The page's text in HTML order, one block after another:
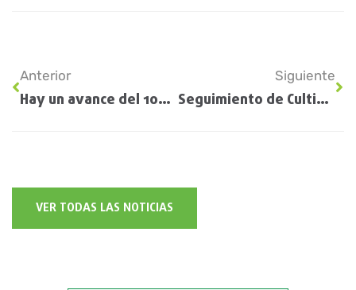
Anterior
Hay un avance del 10% en la cosecha de maíz tardío
Siguiente
Seguimiento de Cultivos EE.UU: Informe USDA
VER TODAS LAS NOTICIAS